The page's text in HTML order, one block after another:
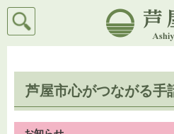
芦屋市
検索
芦屋市心がつながる手